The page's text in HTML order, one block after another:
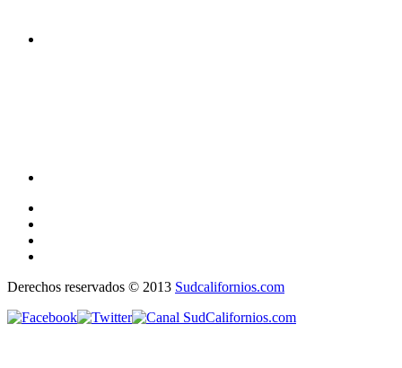
Derechos reservados © 2013 Sudcalifornios.com